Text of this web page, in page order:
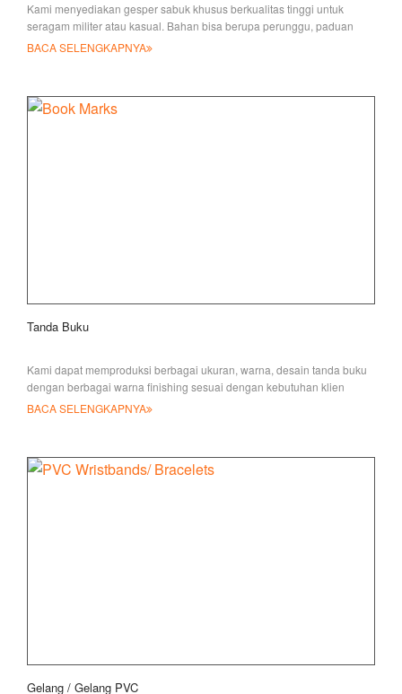
Kami menyediakan gesper sabuk khusus berkualitas tinggi untuk
seragam militer atau kasual. Bahan bisa berupa perunggu, paduan
seng, timah dan ir
BACA SELENGKAPNYA
Tanda Buku
Kami dapat memproduksi berbagai ukuran, warna, desain tanda buku
dengan berbagai warna finishing sesuai dengan kebutuhan klien
BACA SELENGKAPNYA
Gelang / Gelang PVC